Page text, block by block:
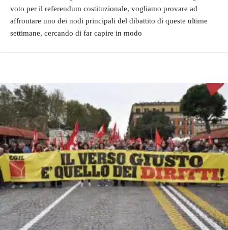
voto per il referendum costituzionale, vogliamo provare ad
affrontare uno dei nodi principali del dibattito di queste ultime
settimane, cercando di far capire in modo